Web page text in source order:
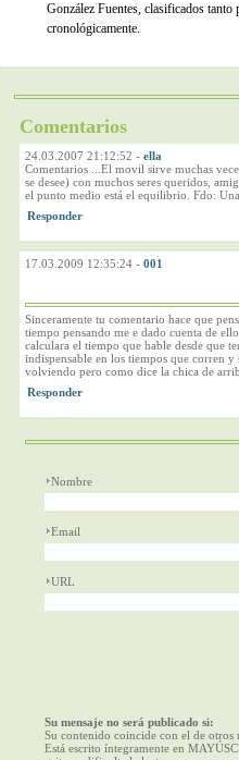
González Fuentes, clasificados
cronológicamente.
Comentarios
24.03.2007 21:12:52 - ella
Comentarios ...El movil sirve muchas
se desee) con muchos seres queridos,
el punto medio está el equilibrio. Fdo:
17.03.2009 12:35:24 - 001
Sinceramente tu comentario hace que
tiempo pensando me e dado cuenta de
calculara el tiempo que hable desde que
indispensable en los tiempos que corren
volviendo pero como dice la chica de
Nombre
Email
URL
Su mensaje no será publicado si:
Su contenido coincide con el de otros
Está escrito íntegramente en